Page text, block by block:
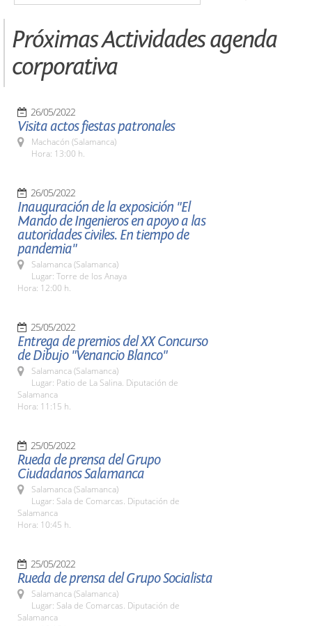
Próximas Actividades agenda
corporativa
26/05/2022
Visita actos fiestas patronales
Machacón (Salamanca)
Hora: 13:00 h.
26/05/2022
Inauguración de la exposición "El
Mando de Ingenieros en apoyo a las
autoridades civiles. En tiempo de
pandemia"
Salamanca (Salamanca)
Lugar: Torre de los Anaya
Hora: 12:00 h.
25/05/2022
Entrega de premios del XX Concurso
de Dibujo "Venancio Blanco"
Salamanca (Salamanca)
Lugar: Patio de La Salina. Diputación de
Salamanca
Hora: 11:15 h.
25/05/2022
Rueda de prensa del Grupo
Ciudadanos Salamanca
Salamanca (Salamanca)
Lugar: Sala de Comarcas. Diputación de
Salamanca
Hora: 10:45 h.
25/05/2022
Rueda de prensa del Grupo Socialista
Salamanca (Salamanca)
Lugar: Sala de Comarcas. Diputación de
Salamanca